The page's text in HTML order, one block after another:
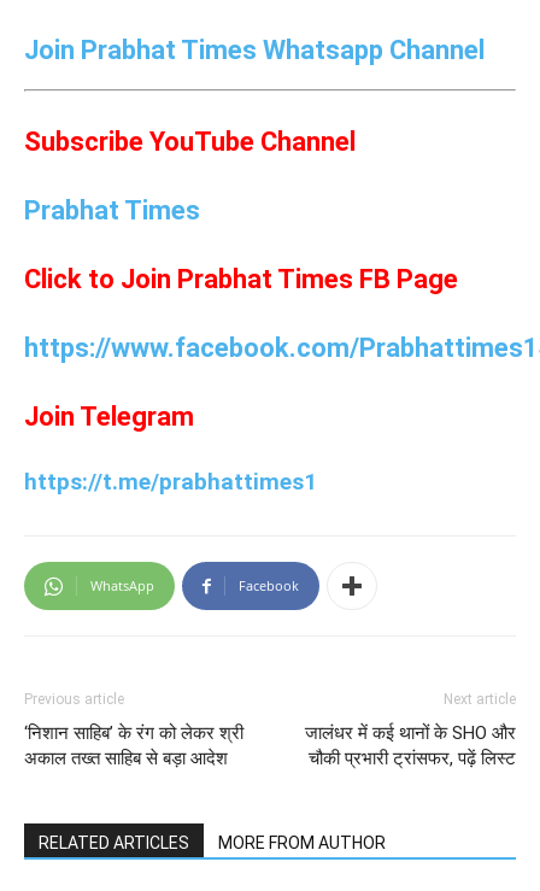
Join Prabhat Times Whatsapp Channel
Subscribe YouTube Channel
Prabhat Times
Click to Join Prabhat Times FB Page
https://www.facebook.com/
Join Telegram
https://t.me/prabhattimes1
WhatsApp Facebook
Previous article
‘निशान साहिब’ के रंग को लेकर श्री
अकाल तख्त साहिब से बड़ा आदेश
Next article
जालंधर में कई थानों के SHO और
चौकी प्रभारी ट्रांसफर, पढ़ें लिस्ट
RELATED ARTICLES MORE FROM AUTHOR